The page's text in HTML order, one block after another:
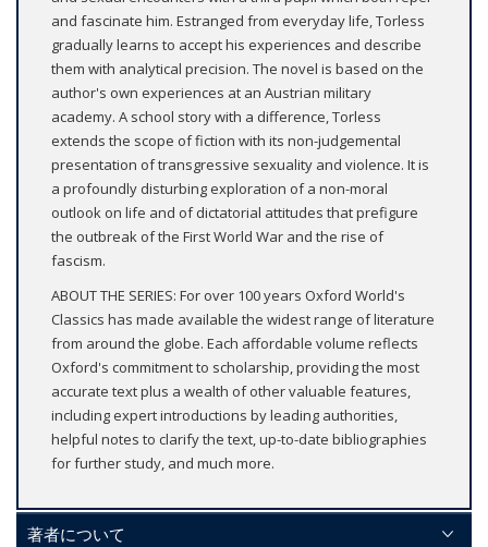
and fascinate him. Estranged from everyday life, Torless
gradually learns to accept his experiences and describe
them with analytical precision. The novel is based on the
author's own experiences at an Austrian military
academy. A school story with a difference, Torless
extends the scope of fiction with its non-judgemental
presentation of transgressive sexuality and violence. It is
a profoundly disturbing exploration of a non-moral
outlook on life and of dictatorial attitudes that prefigure
the outbreak of the First World War and the rise of
fascism.
ABOUT THE SERIES: For over 100 years Oxford World's
Classics has made available the widest range of literature
from around the globe. Each affordable volume reflects
Oxford's commitment to scholarship, providing the most
accurate text plus a wealth of other valuable features,
including expert introductions by leading authorities,
helpful notes to clarify the text, up-to-date bibliographies
for further study, and much more.
著者について